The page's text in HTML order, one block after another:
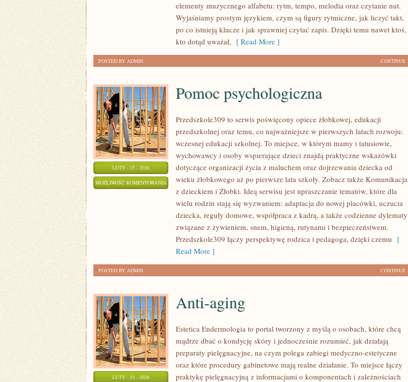
AKORDY
elementy muzycznego alfabetu: rytm, tempo, melodia oraz czytanie nut.
Wyjaśniamy prostym językiem, czym są figury rytmiczne, jak liczyć takt,
po co istnieją klucze i jak sprawniej czytać zapis. Dzięki temu nawet ktoś,
kto dotąd uważał, [ Read More ]
CONTINUE
POSTED BY ADMIN
LUTY - 15 - 2026
MOŻLIWOŚĆ KOMENTOWANIA POMOC
PSYCHOLOGICZNA
Pomoc psychologiczna
Przedszkole309 to serwis poświęcony opiece żłobkowej, edukacji
przedszkolnej oraz temu, co najważniejsze w pierwszych latach rozwoju:
wczesnej edukacji szkolnej. To miejsce, w którym mamy i tatusiowie,
wychowawcy i osoby wspierające dzieci znajdą praktyczne wskazówki
dotyczące organizacji życia z maluchem oraz dojrzewania dziecka od
wieku żłobkowego aż po pierwsze lata szkoły. Zobacz także Komunikacja
z dzieckiem i Żłobki. Ideą serwisu jest upraszczanie tematów, które dla
wielu rodzin stają się wyzwaniem: adaptacja do nowej placówki, uczucia
dziecka, reguły domowe, współpraca z kadrą, a także codzienne dylematy
związane z żywieniem, snem, higieną, rutynami i bezpieczeństwem.
Przedszkole309 łączy perspektywę rodzica i pedagoga, dzięki czemu [
Read More ]
CONTINUE
POSTED BY ADMIN
LUTY - 15 - 2026
Anti-aging
Estetica Endermologia to portal tworzony z myślą o osobach, które chcą
mądrze dbać o kondycję skóry i jednocześnie rozumieć, jak działają
preparaty pielęgnacyjne, na czym polega zabiegi medyczno-estetyczne
oraz które procedury gabinetowe mają realne działanie. To miejsce łączy
praktykę pielęgnacyjną z informacjami o komponentach i zależnościach